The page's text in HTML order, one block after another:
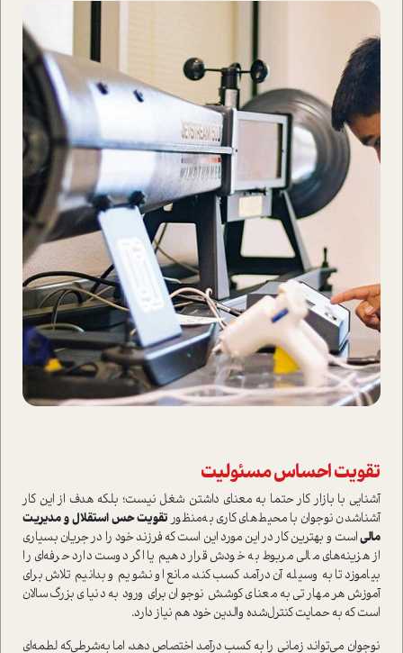
تقويت احساس مسئوليت
آشنايي با بازار كار حتما به معناي داشتن شغل نيست‌؛ بلکه هدف از این کار
آشناشدن نوجوان با محيط‌های کاری به‌منظورتقويت حس استقلال و مديريت
مالياست و بهترين كار در این مورد این است که فرزند خود را‌ در جريان بسياري
از هزينه‌هاي مالي مربوط به خودش قرار دهيم ‌يا اگر دوست دارد حرفه‌اي را
بياموزد تا به وسيله‌ آن‌ درآمد كسب كند، مانع او نشويم و بدانیم تلاش براي
آموزش هر مهارتي به معناي كوشش نوجوان براي ورود به دنياي بزرگ‌سالان
است که به حمايت كنترل‌شده والدين خود هم نياز دارد.
نوجوان می‌تواند زماني را به كسب درآمد اختصاص دهد، اما به‌شرطی‌که لطمه‌اي